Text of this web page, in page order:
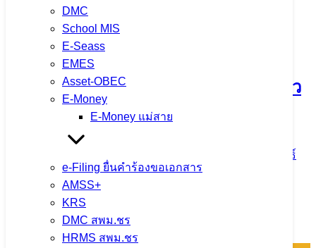
DMC
School MIS
E-Seass
EMES
Asset-OBEC
E-Money
E-Money แม่สาย
e-Filing ยื่นคำร้องขอเอกสาร
AMSS+
KRS
DMC สพม.ชร
HRMS สพม.ชร
จำนวนผู้ชม: 12
กิจกรรมเข้าแถวเคารพธงชาติพร้อมกล่าว
คำปฏิญาณเขตสุจริต
ข่าวประชาสัมพันธ์
สพม.เชียงราย
จำนวนผู้ชม: 11